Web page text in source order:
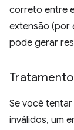
correto entre
extensão (por
pode gerar
Se você
inválidos, um